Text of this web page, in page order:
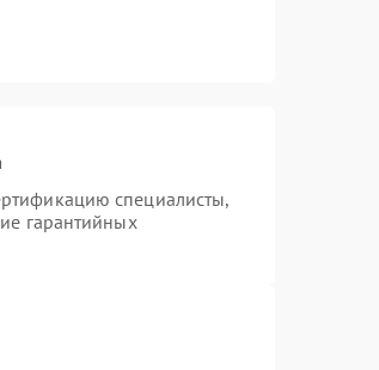
специалисты,
гарантийных